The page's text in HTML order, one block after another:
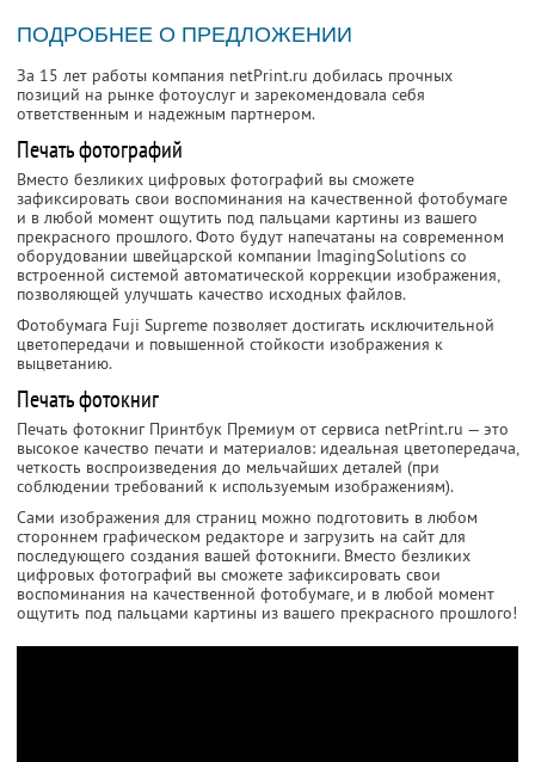
ПОДРОБНЕЕ О ПРЕДЛОЖЕНИИ
За 15 лет работы компания netPrint.ru добилась прочных
позиций на рынке фотоуслуг и зарекомендовала себя
ответственным и надежным партнером.
Печать фотографий
Вместо безликих цифровых фотографий вы сможете
зафиксировать свои воспоминания на качественной фотобумаге
и в любой момент ощутить под пальцами картины из вашего
прекрасного прошлого. Фото будут напечатаны на современном
оборудовании швейцарской компании ImagingSolutions со
встроенной системой автоматической коррекции изображения,
позволяющей улучшать качество исходных файлов.
Фотобумага Fuji Supreme позволяет достигать исключительной
цветопередачи и повышенной стойкости изображения к
выцветанию.
Печать фотокниг
Печать фотокниг Принтбук Премиум от сервиса netPrint.ru — это
высокое качество печати и материалов: идеальная цветопередача,
четкость воспроизведения до мельчайших деталей (при
соблюдении требований к используемым изображениям).
Сами изображения для страниц можно подготовить в любом
стороннем графическом редакторе и загрузить на сайт для
последующего создания вашей фотокниги. Вместо безликих
цифровых фотографий вы сможете зафиксировать свои
воспоминания на качественной фотобумаге, и в любой момент
ощутить под пальцами картины из вашего прекрасного прошлого!